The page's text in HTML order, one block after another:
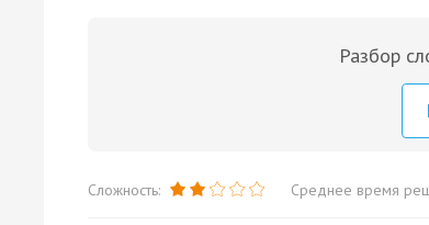
Разбор
Сложность: Среднее время